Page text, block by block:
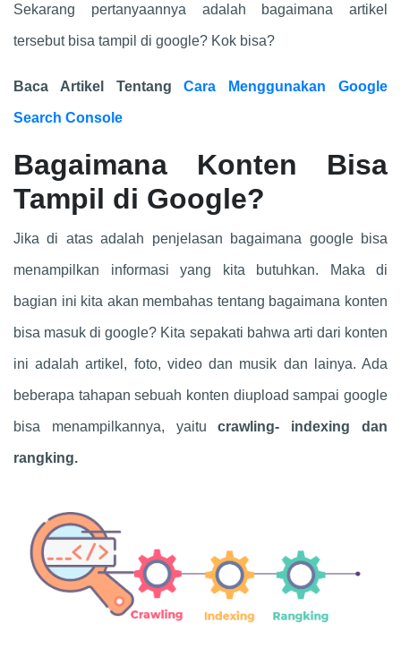
Sekarang pertanyaannya adalah bagaimana artikel
tersebut bisa tampil di google? Kok bisa?
Baca Artikel TentangCara Menggunakan Google
Search Console
Bagaimana Konten Bisa
Tampil di Google?
Jika di atas adalah penjelasan bagaimana google bisa
menampilkan informasi yang kita butuhkan. Maka di
bagian ini kita akan membahas tentang bagaimana konten
bisa masuk di google? Kita sepakati bahwa arti dari konten
ini adalah artikel, foto, video dan musik dan lainya. Ada
beberapa tahapan sebuah konten diupload sampai google
bisa menampilkannya, yaitucrawling- indexing dan
rangking.